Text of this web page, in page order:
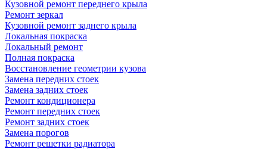
Кузовной ремонт переднего крыла
Ремонт зеркал
Кузовной ремонт заднего крыла
Локальная покраска
Локальный ремонт
Полная покраска
Восстановление геометрии кузова
Замена передних стоек
Замена задних стоек
Ремонт кондиционера
Ремонт передних стоек
Ремонт задних стоек
Замена порогов
Ремонт решетки радиатора